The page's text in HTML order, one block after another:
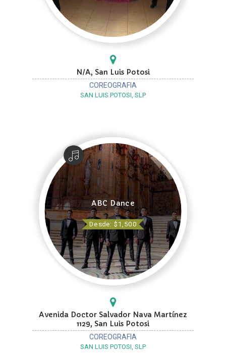
N/A, San Luis Potosi
COREOGRAFIA
SAN LUIS POTOSI, SLP
ABC Dance
Desde: $1,500
Avenida Doctor Salvador Nava Martínez
1129, San Luis Potosi
COREOGRAFIA
SAN LUIS POTOSI, SLP